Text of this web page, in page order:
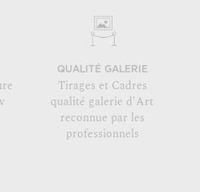
QUALITÉ GALERIE
Tirages et Cadres
qualité galerie d'Art
reconnue par les
professionnels